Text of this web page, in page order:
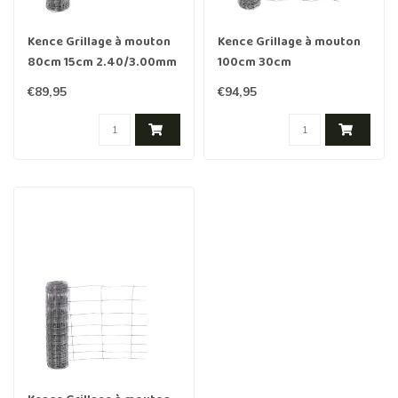
Kence Grillage à mouton
80cm 15cm 2.40/3.00mm
50m Galvanisé lourd
€89,95
Kence Grillage à mouton
100cm 30cm
2.40/3.00mm 50m
Galvanisé lourd
€94,95